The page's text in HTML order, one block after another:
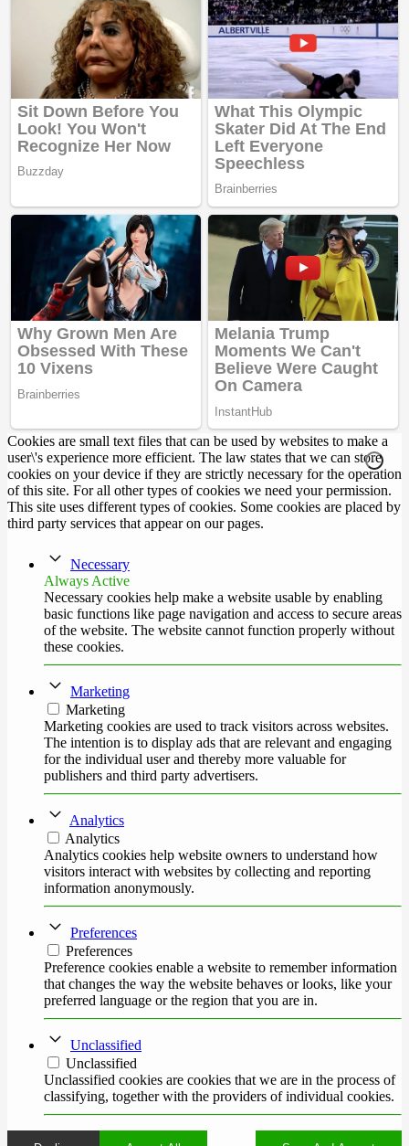
Cookies are small text files that can be used by websites to make a
user\'s experience more efficient. The law states that we can store
cookies on your device if they are strictly necessary for the operation
of this site. For all other types of cookies we need your permission.
This site uses different types of cookies. Some cookies are placed by
third party services that appear on our pages.
Necessary
Always Active
Necessary cookies help make a website usable by enabling
basic functions like page navigation and access to secure areas
of the website. The website cannot function properly without
these cookies.
Marketing
Marketing
Marketing cookies are used to track visitors across websites.
The intention is to display ads that are relevant and engaging
for the individual user and thereby more valuable for
publishers and third party advertisers.
Analytics
Analytics
Analytics cookies help website owners to understand how
visitors interact with websites by collecting and reporting
information anonymously.
Preferences
Preferences
Preference cookies enable a website to remember information
that changes the way the website behaves or looks, like your
preferred language or the region that you are in.
Unclassified
Unclassified
Unclassified cookies are cookies that we are in the process of
classifying, together with the providers of individual cookies.